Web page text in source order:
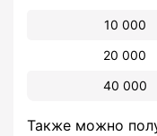
10 000
20 000
40 000
Также можно